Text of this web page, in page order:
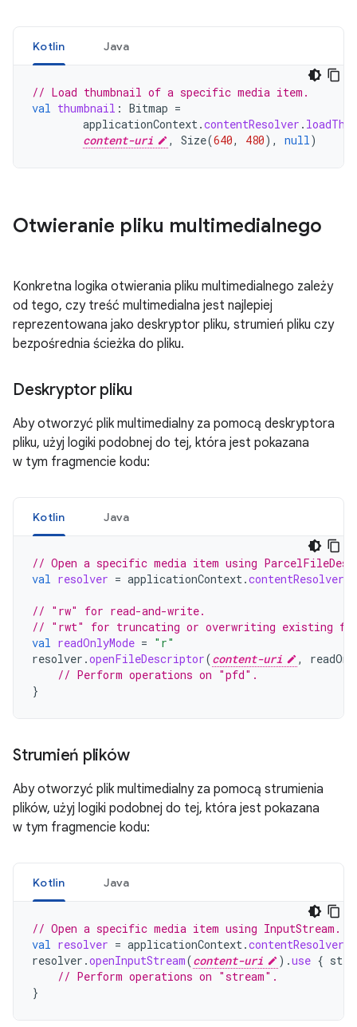
Kotlin Java
// Load thumbnail of a specific media item.
val thumbnail : Bitmap =
applicationContext.contentResolver .
content-uri
, Size(640, 480), null)
Otwieranie pliku multimedialnego
Konkretna logika otwierania pliku multimedialnego zależy
od tego, czy treść multimedialna jest najlepiej
reprezentowana jako deskryptor pliku, strumień pliku czy
bezpośrednia ścieżka do pliku.
Deskryptor pliku
Aby otworzyć plik multimedialny za pomocą deskryptora
pliku, użyj logiki podobnej do tej, która jest pokazana
w tym fragmencie kodu:
Kotlin Java
// Open a specific media item using
val resolver = applicationContext.contentResolver
// "rw" for read-and-write.
// "rwt" for truncating or overwriting existing
val readOnlyMode = "r"
resolver .openFileDescriptor(content-uri ,
// Perform operations on "pfd".
}
Strumień plików
Aby otworzyć plik multimedialny za pomocą strumienia
plików, użyj logiki podobnej do tej, która jest pokazana
w tym fragmencie kodu:
Kotlin Java
// Open a specific media item using InputStream.
val resolver = applicationContext.contentResolver
resolver .openInputStream(content-uri ).use {
// Perform operations on "stream".
}